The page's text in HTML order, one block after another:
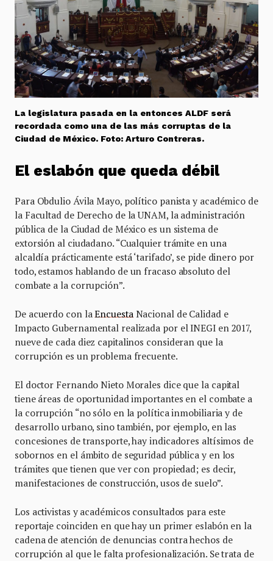
La legislatura pasada en la entonces ALDF será
recordada como una de las más corruptas de la
Ciudad de México. Foto: Arturo Contreras.
El eslabón que queda débil
Para Obdulio Ávila Mayo, político panista y académico de
la Facultad de Derecho de la UNAM, la administración
pública de la Ciudad de México es un sistema de
extorsión al ciudadano. “Cualquier trámite en una
alcaldía prácticamente está ‘tarifado’, se pide dinero por
todo, estamos hablando de un fracaso absoluto del
combate a la corrupción”.
De acuerdo con laEncuestaNacional de Calidad e
Impacto Gubernamental realizada por el INEGI en 2017,
nueve de cada diez capitalinos consideran que la
corrupción es un problema frecuente.
El doctor Fernando Nieto Morales dice que la capital
tiene áreas de oportunidad importantes en el combate a
la corrupción “no sólo en la política inmobiliaria y de
desarrollo urbano, sino también, por ejemplo, en las
concesiones de transporte, hay indicadores altísimos de
sobornos en el ámbito de seguridad pública y en los
trámites que tienen que ver con propiedad; es decir,
manifestaciones de construcción, usos de suelo”.
Los activistas y académicos consultados para este
reportaje coinciden en que hay un primer eslabón en la
cadena de atención de denuncias contra hechos de
corrupción al que le falta profesionalización. Se trata de